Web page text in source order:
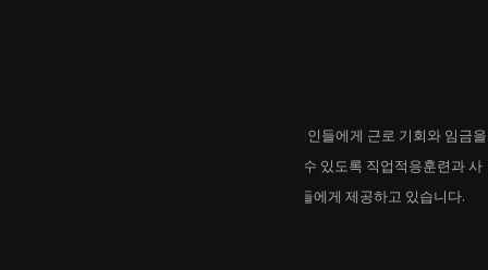
호반보호작업센터는 일반고용이 어려운 중중장애인들에게 근로 기회와 임금을
제공하고 있습니다. 지역사회에서 자립해 살아갈 수 있도록 직업적응훈련과 사
회적응훈련 등 다양한 프로그램을 개발해 이용인들에게 제공하고 있습니다.